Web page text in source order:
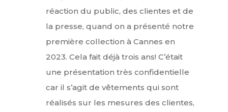
réaction du public, des clientes et de
la presse, quand on a présenté notre
première collection à Cannes en
2023. Cela fait déjà trois ans! C’était
une présentation très confidentielle
car il s’agit de vêtements qui sont
réalisés sur les mesures des clientes,